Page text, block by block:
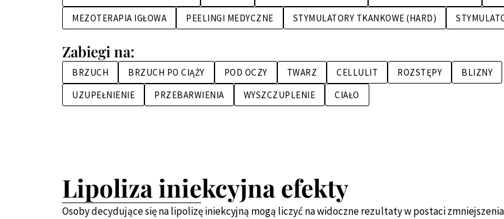
MEZOTERAPIA IGŁOWA
PEELINGI MEDYCZNE STYMULATORY TKANKOWE (HARD)
Zabiegi na:
BRZUCH BRZUCH PO CIĄŻY POD OCZY TWARZ CELLULIT ROZSTĘPY
BLIZNY
UZUPEŁNIENIE
PRZEBARWIENIA WYSZCZUPLENIE CIAŁO
Lipoliza iniekcyjna efekty
Osoby decydujące się na lipolizę iniekcyjną mogą liczyć na widoczne rezultaty w postaci